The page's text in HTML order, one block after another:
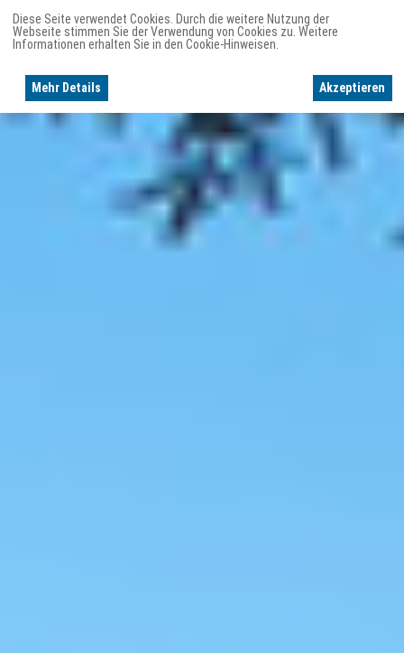
Diese Seite verwendet Cookies. Durch die weitere Nutzung der
Webseite stimmen Sie der Verwendung von Cookies zu. Weitere
Informationen erhalten Sie in den Cookie-Hinweisen.
Mehr Details Akzeptieren